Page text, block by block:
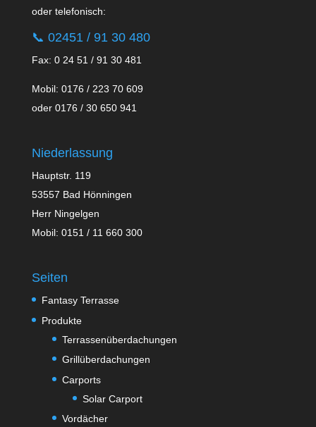
oder telefonisch:
📞 02451 / 91 30 480
Fax: 0 24 51 / 91 30 481
Mobil: 0176 / 223 70 609
oder 0176 / 30 650 941
Niederlassung
Hauptstr. 119
53557 Bad Hönningen
Herr Ningelgen
Mobil: 0151 / 11 660 300
Seiten
Fantasy Terrasse
Produkte
Terrassenüberdachungen
Grillüberdachungen
Carports
Solar Carport
Vordächer